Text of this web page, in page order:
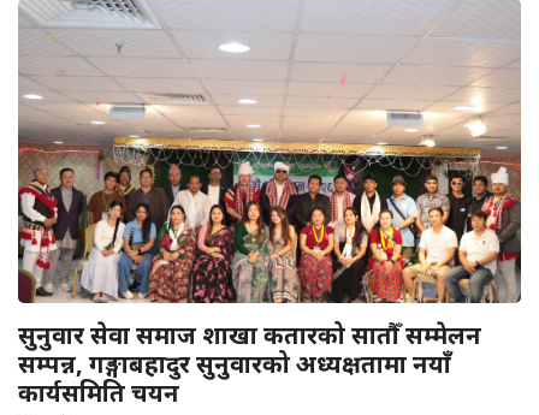
सुनुवार सेवा समाज शाखा कतारको सातौँ सम्मेलन
सम्पन्न, गङ्गाबहादुर सुनुवारको अध्यक्षतामा नयाँ
कार्यसमिति चयन